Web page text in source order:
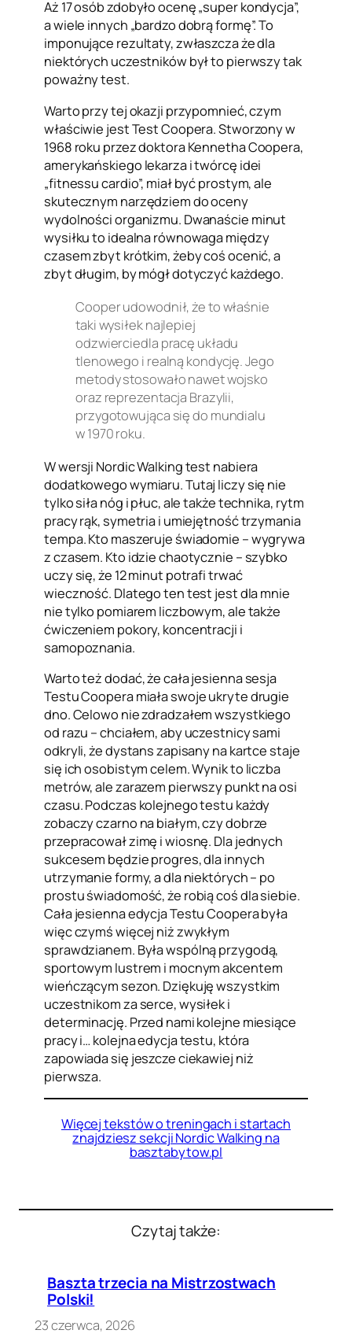
Aż 17 osób zdobyło ocenę „super kondycja”,
a wiele innych „bardzo dobrą formę”. To
imponujące rezultaty, zwłaszcza że dla
niektórych uczestników był to pierwszy tak
poważny test.
Warto przy tej okazji przypomnieć, czym
właściwie jest Test Coopera. Stworzony w
1968 roku przez doktora Kennetha Coopera,
amerykańskiego lekarza i twórcę idei
„fitnessu cardio”, miał być prostym, ale
skutecznym narzędziem do oceny
wydolności organizmu. Dwanaście minut
wysiłku to idealna równowaga między
czasem zbyt krótkim, żeby coś ocenić, a
zbyt długim, by mógł dotyczyć każdego.
Cooper udowodnił, że to właśnie
taki wysiłek najlepiej
odzwierciedla pracę układu
tlenowego i realną kondycję. Jego
metody stosowało nawet wojsko
oraz reprezentacja Brazylii,
przygotowująca się do mundialu
w 1970 roku.
W wersji Nordic Walking test nabiera
dodatkowego wymiaru. Tutaj liczy się nie
tylko siła nóg i płuc, ale także technika, rytm
pracy rąk, symetria i umiejętność trzymania
tempa. Kto maszeruje świadomie – wygrywa
z czasem. Kto idzie chaotycznie – szybko
uczy się, że 12 minut potrafi trwać
wieczność. Dlatego ten test jest dla mnie
nie tylko pomiarem liczbowym, ale także
ćwiczeniem pokory, koncentracji i
samopoznania.
Warto też dodać, że cała jesienna sesja
Testu Coopera miała swoje ukryte drugie
dno. Celowo nie zdradzałem wszystkiego
od razu – chciałem, aby uczestnicy sami
odkryli, że dystans zapisany na kartce staje
się ich osobistym celem. Wynik to liczba
metrów, ale zarazem pierwszy punkt na osi
czasu. Podczas kolejnego testu każdy
zobaczy czarno na białym, czy dobrze
przepracował zimę i wiosnę. Dla jednych
sukcesem będzie progres, dla innych
utrzymanie formy, a dla niektórych – po
prostu świadomość, że robią coś dla siebie.
Cała jesienna edycja Testu Coopera była
więc czymś więcej niż zwykłym
sprawdzianem. Była wspólną przygodą,
sportowym lustrem i mocnym akcentem
wieńczącym sezon. Dziękuję wszystkim
uczestnikom za serce, wysiłek i
determinację. Przed nami kolejne miesiące
pracy i… kolejna edycja testu, która
zapowiada się jeszcze ciekawiej niż
pierwsza.
Więcej tekstów o treningach i startach
znajdziesz sekcji Nordic Walking na
basztabytow.pl
Czytaj także:
Baszta trzecia na Mistrzostwach
Polski!
23 czerwca, 2026